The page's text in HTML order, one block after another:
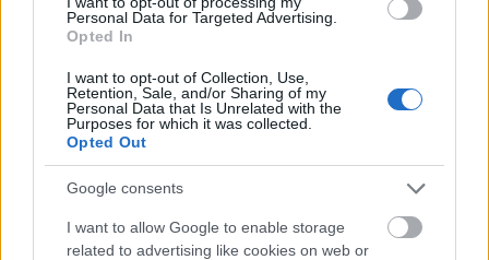
Personal Data for Targeted Advertising.
Opted In
I want to opt-out of Collection, Use,
Retention, Sale, and/or Sharing of my
Personal Data that Is Unrelated with the
Purposes for which it was collected.
Opted Out
Google consents
I want to allow Google to enable storage
related to advertising like cookies on web or
EUROLEAGUE 18/07/2026 - 11:50
Ενίσχυση στην
περιφέρεια με Ντέβιον
Μιντζ για την Ντουμπάι